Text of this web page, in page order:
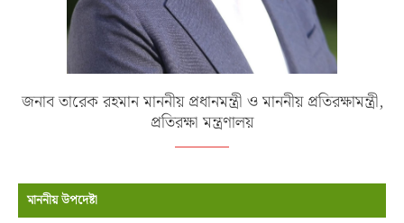
জনাব তারেক রহমান মাননীয় প্রধানমন্ত্রী ও মাননীয় প্রতিরক্ষামন্ত্রী,
প্রতিরক্ষা মন্ত্রণালয়
মাননীয় উপদেষ্টা